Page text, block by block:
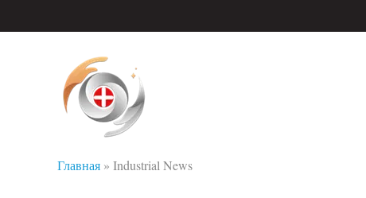
Главная » Industrial News